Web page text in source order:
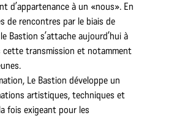
d’appartenance à un «nous». En
de rencontres par le biais de
Bastion s’attache aujourd’hui à
cette transmission et notamment
Le Bastion développe un
artistiques, techniques et
fois exigeant pour les